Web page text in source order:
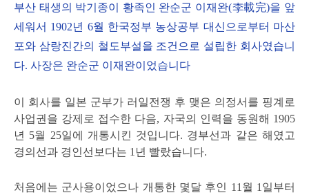
부산 태생의 박기종이 황족인 완순군 이재완(李載完)을 앞
세워서 1902년 6월 한국정부 농상공부 대신으로부터 마산
포와 삼랑진간의 철도부설을 조건으로 설립한 회사였습니
다. 사장은 완순군 이재완이었습니다
이 회사를 일본 군부가 러일전쟁 후 맺은 의정서를 핑계로
사업권을 강제로 접수한 다음, 자국의 인력을 동원해 1905
년 5월 25일에 개통시킨 것입니다. 경부선과 같은 해였고
경의선과 경인선보다는 1년 빨랐습니다.
처음에는 군사용이었으나 개통한 몇달 후인 11월 1일부터